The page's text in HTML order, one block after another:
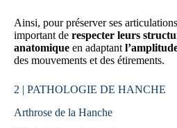
Ainsi, pour préserver ses
important de respecter leurs
anatomique en adaptant
des mouvements et des étirements.
2 | PATHOLOGIE DE HANCHE
Arthrose de la Hanche